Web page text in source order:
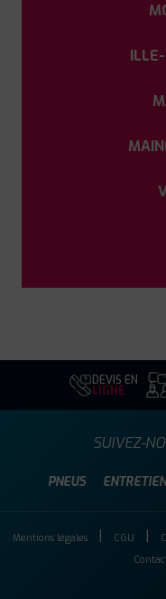
DEVIS EN
LIGNE
PNEUS ENTRETIEN
SUIVEZ-
Mentions légales CGU